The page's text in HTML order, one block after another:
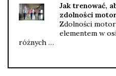
Jak trenować,
zdolności
Zdolności
elementem w
różnych …